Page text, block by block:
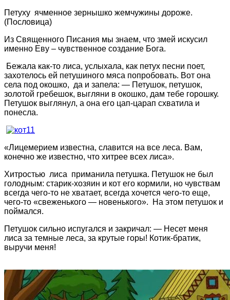
Петуху ячменное зернышко жемчужины дороже.
(Пословица)
Из Священного Писания мы знаем, что змей искусил
именно Еву – чувственное создание Бога.
Бежала как-то лиса, услыхала, как петух песни поет,
захотелось ей петушиного мяса попробовать. Вот она
села под окошко, да и запела: — Петушок, петушок,
золотой гребешок, выгляни в окошко, дам тебе горошку.
Петушок выглянул, а она его цап-царап схватила и
понесла.
«Лицемерием известна, славится на все леса. Вам,
конечно же известно, что хитрее всех лиса».
Хитростью лиса приманила петушка. Петушок не был
голодным: старик-хозяин и кот его кормили, но чувствам
всегда чего-то не хватает, всегда хочется чего-то еще,
чего-то «свеженького — новенького». На этом петушок и
поймался.
Петушок сильно испугался и закричал: — Несет меня
лиса за темные леса, за крутые горы! Котик-братик,
выручи меня!